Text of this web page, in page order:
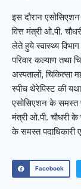
इस दौरान
वित्त मंत्री ओ.पी.
लेते हुये स्वास्थ्य
परिवार कल्याण तथा
अस्पतालों, चिकित्सा
स्पीच थेरेपिस्ट की
एसोसिएशन के समस्त
मंत्री ओ.पी. चौधरी
के समस्त
Facebook